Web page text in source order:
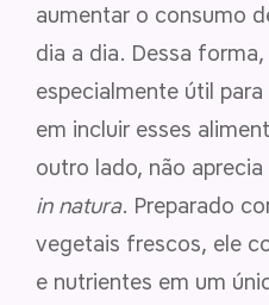
aumentar o consumo
dia a dia. Dessa
especialmente útil
em incluir esses
outro lado, não
in natura. Preparado
vegetais frescos, ele
e nutrientes em um